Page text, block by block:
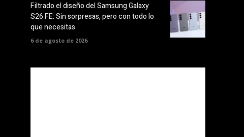
Filtrado el diseño del Samsung Galaxy
S26 FE: Sin sorpresas, pero con todo lo
que necesitas
6 de agosto de 2026